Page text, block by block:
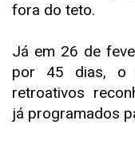
fora do teto.
Já em 26 de
por 45 dias, o
retroativos
já programados